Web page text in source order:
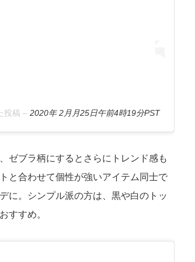
投稿 –2020年 2月月25日午前4時19分PST
ゼブラ柄にするとさらにトレンド感も
と合わせて個性が強いアイテム同士で
に。シンプル派の方は、黒や白のトッ
すすめ。